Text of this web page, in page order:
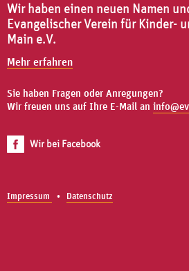
Wir haben einen neuen Namen
Evangelischer Verein für Kinder-
Main e.V.
Mehr erfahren
Sie haben Fragen oder Anregungen?
Wir freuen uns auf Ihre E-Mail an
Wir bei Facebook
Impressum Datenschutz